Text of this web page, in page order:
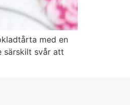
med en
särskilt svår att